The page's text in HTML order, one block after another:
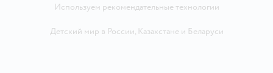
Используем рекомендательные технологии
Детский мир в России, Казахстанеи Беларуси